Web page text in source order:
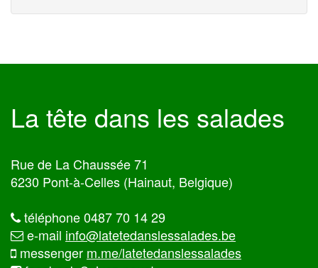
La tête dans les salades
Rue de La Chaussée 71
6230 Pont-à-Celles (Hainaut, Belgique)
téléphone 0487 70 14 29
e-mail info@latetedanslessalades.be
messenger m.me/latetedanslessalades